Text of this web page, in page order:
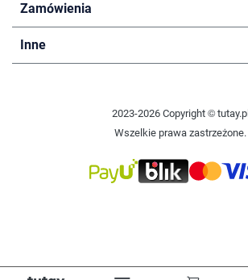
Zamówienia
Inne
2023-2026 Copyright © tutay.pl
Wszelkie prawa zastrzeżone.